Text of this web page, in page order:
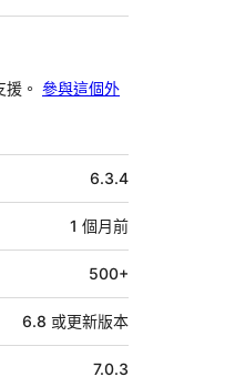
。 參與這個外
6.3.4
1 個月前
500+
6.8 或更新版本
7.0.3